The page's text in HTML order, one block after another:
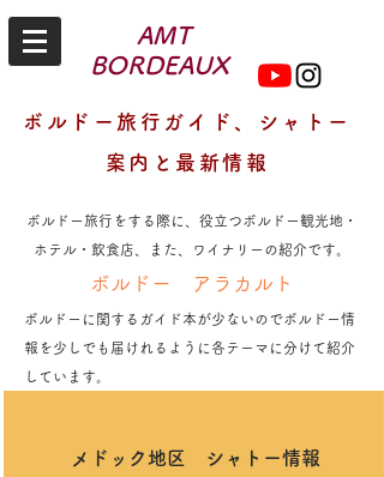
AMT
BORDEAUX
ボルドー旅行ガイド、シャトー
案内と最新情報
ボルドー旅行をする際に、役立つボルドー観光地・
ホテル・飲食店、また、ワイナリーの紹介です。
ボルドー アラカルト
ボルドーに関するガイド本が少ないのでボルドー情
報を少しでも届けれるように各テーマに分けて紹介
しています。
メドック地区 ​シャトー情報